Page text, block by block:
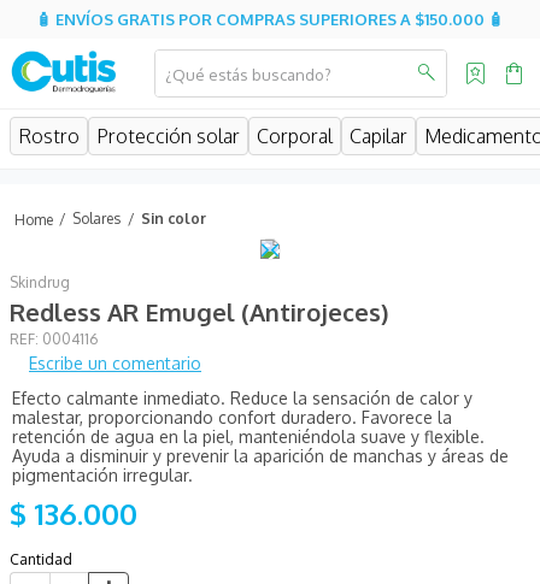
🧴 ENVÍOS GRATIS POR COMPRAS SUPERIORES A $150.000 🧴
¿Qué estás buscando?
Rostro Protección solar Corporal Capilar
Solares Sin color
Skindrug
Redless AR Emugel (Antirojeces)
: 0004116
Escribe un comentario
Efecto calmante inmediato. Reduce la sensación de calor y
malestar, proporcionando confort duradero. Favorece la
retención de agua en la piel, manteniéndola suave y flexible.
Ayuda a disminuir y prevenir la aparición de manchas y áreas de
pigmentación irregular.
$ 136.000
Cantidad
MÁS BUSCADOS